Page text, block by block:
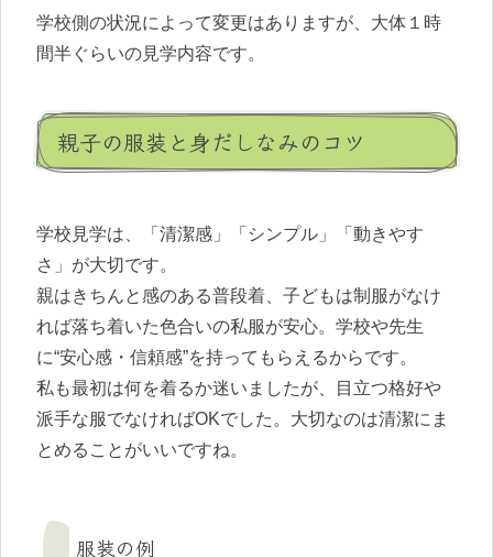
学校側の状況によって変更はありますが、大体１時
間半ぐらいの見学内容です。
親子の服装と身だしなみのコツ
学校見学は、「清潔感」「シンプル」「動きやす
さ」が大切です。
親はきちんと感のある普段着、子どもは制服がなけ
れば落ち着いた色合いの私服が安心。学校や先生
に“安心感・信頼感”を持ってもらえるからです。
私も最初は何を着るか迷いましたが、目立つ格好や
派手な服でなければOKでした。大切なのは清潔にま
とめることがいいですね。
服装の例